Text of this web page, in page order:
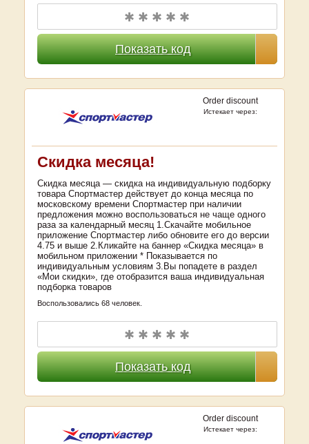
Показать код
✱ ✱ ✱ ✱ ✱
Order discount
Истекает через:
Скидка месяца!
Скидка месяца — скидка на индивидуальную подборку
товара Спортмастер действует до конца месяца по
московскому времени Спортмастер при наличии
предложения можно воспользоваться не чаще одного
раза за календарный месяц 1.Скачайте мобильное
приложение Спортмастер либо обновите его до версии
4.75 и выше 2.Кликайте на баннер «Скидка месяца» в
мобильном приложении * Показывается по
индивидуальным условиям 3.Вы попадете в раздел
«Мои скидки», где отобразится ваша индивидуальная
подборка товаров
Воспользовались 68 человек.
Показать код
✱ ✱ ✱ ✱ ✱
Order discount
Истекает через: